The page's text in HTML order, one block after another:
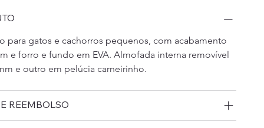
para gatos e cachorros pequenos, com acabamento
e forro e fundo em EVA. Almofada interna removível
e outro em pelúcia carneirinho.
REEMBOLSO